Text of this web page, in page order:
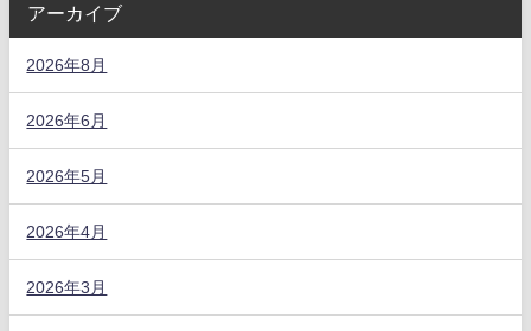
アーカイブ
2026年8月
2026年6月
2026年5月
2026年4月
2026年3月